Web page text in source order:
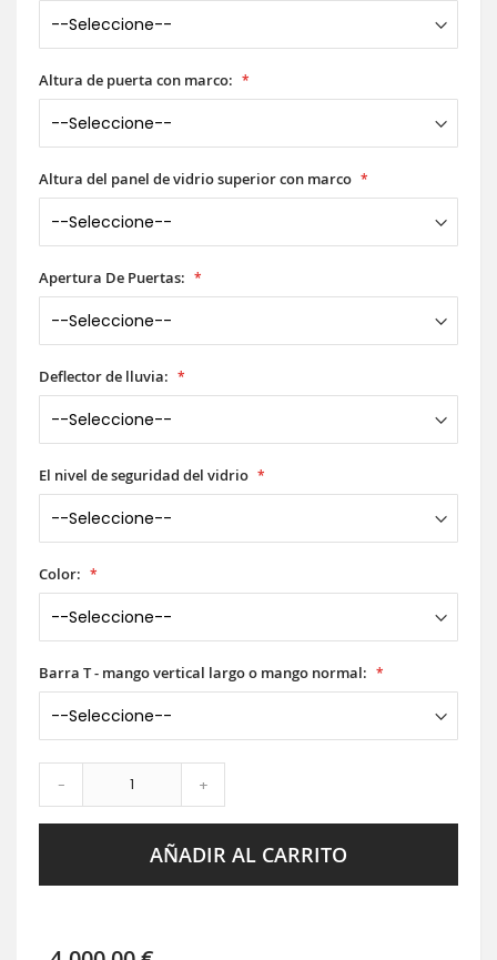
Altura de puerta con marco:
Altura del panel de vidrio superior con marco
Apertura De Puertas:
Deflector de lluvia:
El nivel de seguridad del vidrio
Color:
Barra T - mango vertical largo o mango normal:
- +
AÑADIR AL CARRITO